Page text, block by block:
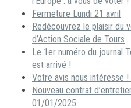
Fermeture Lundi 21 avril
Redécouvrez le plaisir du
d’Action Sociale de Tours
Le 1er numéro du journal
est arrivé !
Votre avis nous intéresse !
Nouveau contrat
01/01/2025